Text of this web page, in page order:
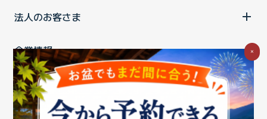
法人のお客さま
企業情報
ご利用中の方
×